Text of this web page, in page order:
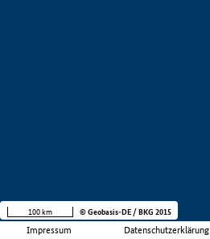
Impressum Datenschutzerklärung
100 km © Geobasis-DE / BKG 2015